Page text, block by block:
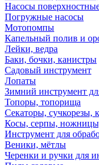
Насосы
Погружные насосы
Мотопомпы
Капельный полив и
Лейки, ведра
Баки, бочки, канистры
Садовый инструмент
Лопаты
Зимний инструмент
Топоры, топорища
Секаторы, сучкорезы,
Косы, серпы,
Инструмент для
Веники, мётлы
Черенки и ручки для